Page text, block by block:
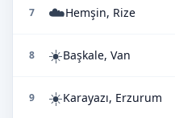
7 ☁️Hemşin, Rize
8 ☀️Başkale, Van
9 ☀️Karayazı, Erzurum